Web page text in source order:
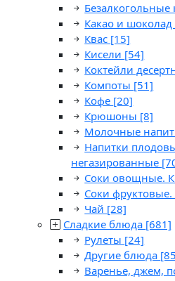
Безалкогольные
Какао и шоколад
Квас [15]
Кисели [54]
Коктейли
Компоты [51]
Кофе [20]
Крюшоны [8]
Молочные
Напитки
негазированные
Соки овощные.
Соки
Чай [28]
Сладкие блюда [681]
Рулеты [24]
Другие блюда
Варенье, джем,